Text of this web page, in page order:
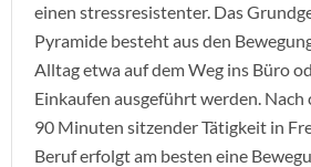
einen stressresistenter. Das
Pyramide besteht aus den
Alltag etwa auf dem Weg ins Büro
Einkaufen ausgeführt werden. Nach
90 Minuten sitzender Tätigkeit in
Beruf erfolgt am besten eine